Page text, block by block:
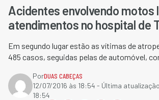
Acidentes envolvendo motos
atendimentos no hospital de
Em segundo lugar estão as vítimas de
485 casos, seguidas pelas de automóvel,
PorDUAS CABEÇAS
12/07/2016 às 18:54 - Última
18:54